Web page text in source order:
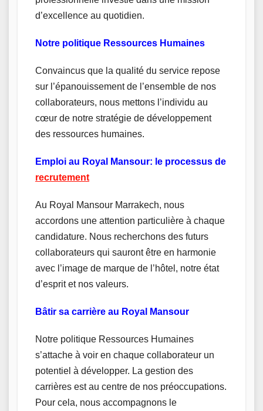
d’excellence au quotidien.
Notre politique Ressources Humaines
Convaincus que la qualité du service repose
sur l’épanouissement de l’ensemble de nos
collaborateurs, nous mettons l’individu au
cœur de notre stratégie de développement
des ressources humaines.
Emploi au Royal Mansour: le processus de
recrutement
Au Royal Mansour Marrakech, nous
accordons une attention particulière à chaque
candidature. Nous recherchons des futurs
collaborateurs qui sauront être en harmonie
avec l’image de marque de l’hôtel, notre état
d’esprit et nos valeurs.
Bâtir sa carrière au Royal Mansour
Notre politique Ressources Humaines
s’attache à voir en chaque collaborateur un
potentiel à développer. La gestion des
carrières est au centre de nos préoccupations.
Pour cela, nous accompagnons le